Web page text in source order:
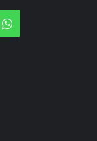
WhatsApp